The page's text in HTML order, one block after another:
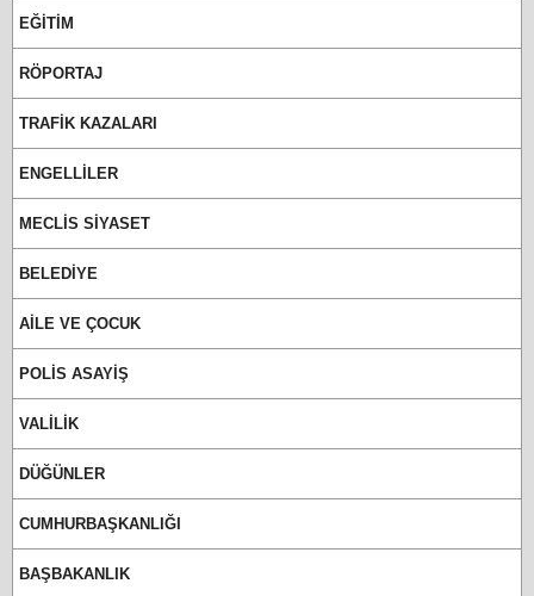
EĞİTİM
RÖPORTAJ
TRAFİK KAZALARI
ENGELLİLER
MECLİS SİYASET
BELEDİYE
AİLE VE ÇOCUK
POLİS ASAYİŞ
VALİLİK
DÜĞÜNLER
CUMHURBAŞKANLIĞI
BAŞBAKANLIK